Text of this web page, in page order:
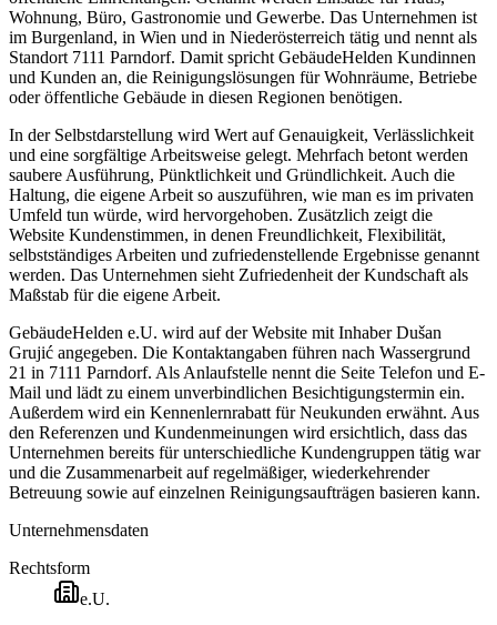
Wohnung, Büro, Gastronomie und Gewerbe. Das Unternehmen ist
im Burgenland, in Wien und in Niederösterreich tätig und nennt als
Standort 7111 Parndorf. Damit spricht GebäudeHelden Kundinnen
und Kunden an, die Reinigungslösungen für Wohnräume, Betriebe
oder öffentliche Gebäude in diesen Regionen benötigen.
In der Selbstdarstellung wird Wert auf Genauigkeit, Verlässlichkeit
und eine sorgfältige Arbeitsweise gelegt. Mehrfach betont werden
saubere Ausführung, Pünktlichkeit und Gründlichkeit. Auch die
Haltung, die eigene Arbeit so auszuführen, wie man es im privaten
Umfeld tun würde, wird hervorgehoben. Zusätzlich zeigt die
Website Kundenstimmen, in denen Freundlichkeit, Flexibilität,
selbstständiges Arbeiten und zufriedenstellende Ergebnisse genannt
werden. Das Unternehmen sieht Zufriedenheit der Kundschaft als
Maßstab für die eigene Arbeit.
GebäudeHelden e.U. wird auf der Website mit Inhaber Dušan
Grujić angegeben. Die Kontaktangaben führen nach Wassergrund
21 in 7111 Parndorf. Als Anlaufstelle nennt die Seite Telefon und E-
Mail und lädt zu einem unverbindlichen Besichtigungstermin ein.
Außerdem wird ein Kennenlernrabatt für Neukunden erwähnt. Aus
den Referenzen und Kundenmeinungen wird ersichtlich, dass das
Unternehmen bereits für unterschiedliche Kundengruppen tätig war
und die Zusammenarbeit auf regelmäßiger, wiederkehrender
Betreuung sowie auf einzelnen Reinigungsaufträgen basieren kann.
Unternehmensdaten
Rechtsform
e.U.